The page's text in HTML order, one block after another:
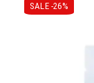
SALE -26%